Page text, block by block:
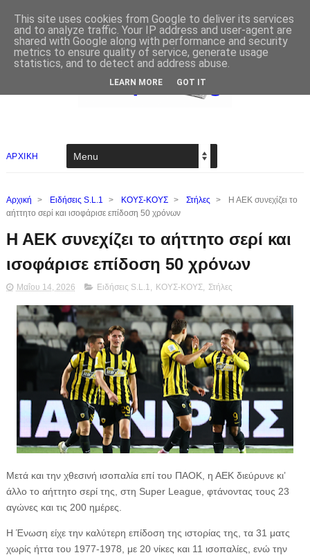
ΑΡΧΙΚΗ
Αρχική > Ειδήσεις S.L.1 > ΚΟΥΣ-ΚΟΥΣ > Στήλες >
Η ΑΕΚ συνεχίζει το
αήττητο σερί και ισοφάρισε επίδοση 50 χρόνων
Η ΑΕΚ συνεχίζει το αήττητο σερί και
ισοφάρισε επίδοση 50 χρόνων
Μαΐου 14, 2026 Ειδήσεις S.L.1, ΚΟΥΣ-ΚΟΥΣ, Στήλες
Μετά και την χθεσινή ισοπαλία επί του ΠΑΟΚ, η ΑΕΚ διεύρυνε κι’
άλλο το αήττητο σερί της, στη Super League, φτάνοντας τους 23
αγώνες και τις 200 ημέρες.
Η Ένωση είχε την καλύτερη επίδοση της ιστορίας της, τα 31 ματς
χωρίς ήττα του 1977-1978, με 20 νίκες και 11 ισοπαλίες, ενώ την
This site uses cookies from Google to deliver its services
and to analyze traffic. Your IP address and user-agent are
shared with Google along with performance and security
metrics to ensure quality of service, generate usage
statistics, and to detect and address abuse.
LEARN MORE GOT IT